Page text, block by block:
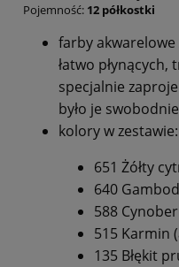
Pojemność: 12 półkostki
farby
łatwo
specjalnie
było je
kolory w zestawie:
651 Żółty
640
588
515 Karmin
135 Błękit